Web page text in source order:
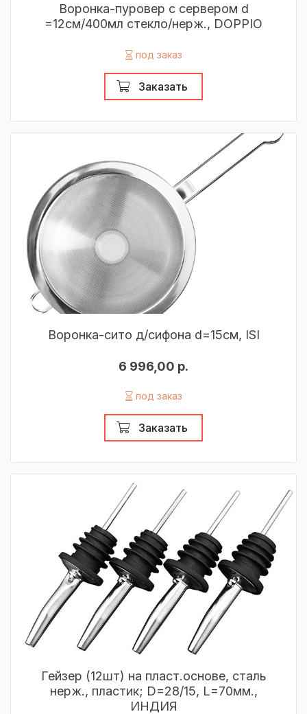
Воронка-пуровер с сервером d
=12см/400мл стекло/нерж., DOPPIO
под заказ
Заказать
Воронка-сито д/сифона d=15см, ISI
6 996,00 р.
под заказ
Заказать
Гейзер (12шт) на пласт.основе, сталь
нерж., пластик; D=28/15, L=70мм.,
ИНДИЯ